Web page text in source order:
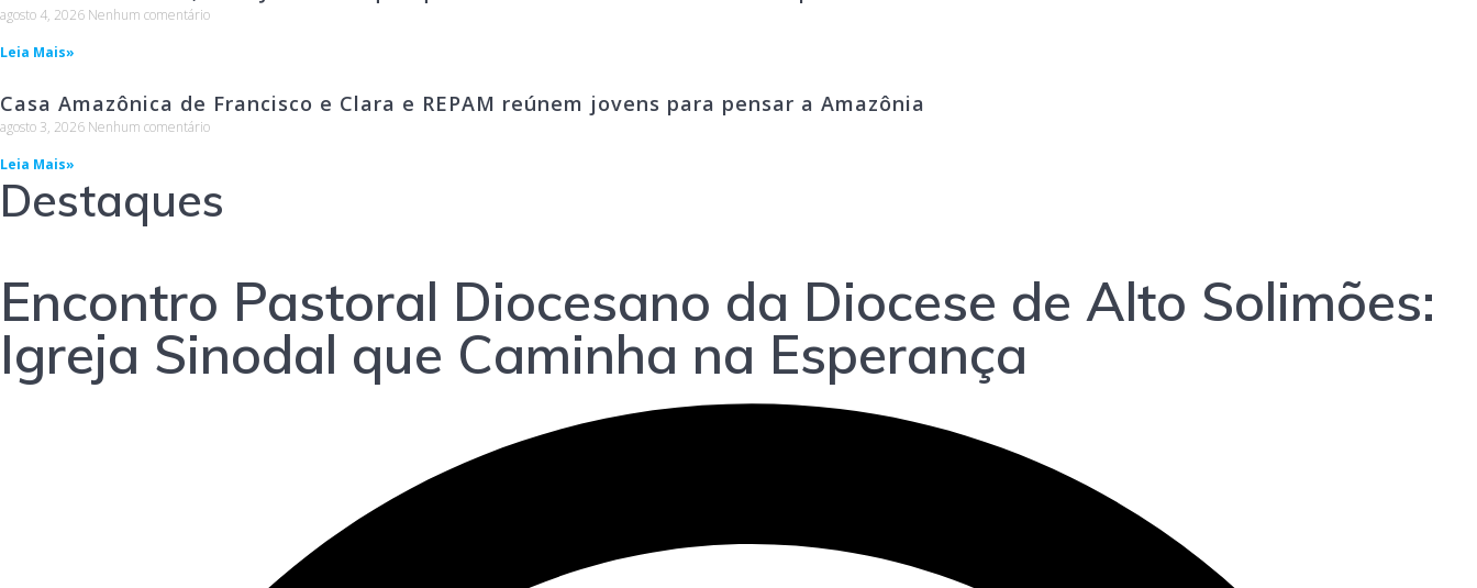
agosto 4, 2026 Nenhum comentário
Leia Mais»
Casa Amazônica de Francisco e Clara e REPAM reúnem jovens para pensar a Amazônia
agosto 3, 2026 Nenhum comentário
Leia Mais»
Destaques
Encontro Pastoral Diocesano da Diocese de Alto Solimões:
Igreja Sinodal que Caminha na Esperança